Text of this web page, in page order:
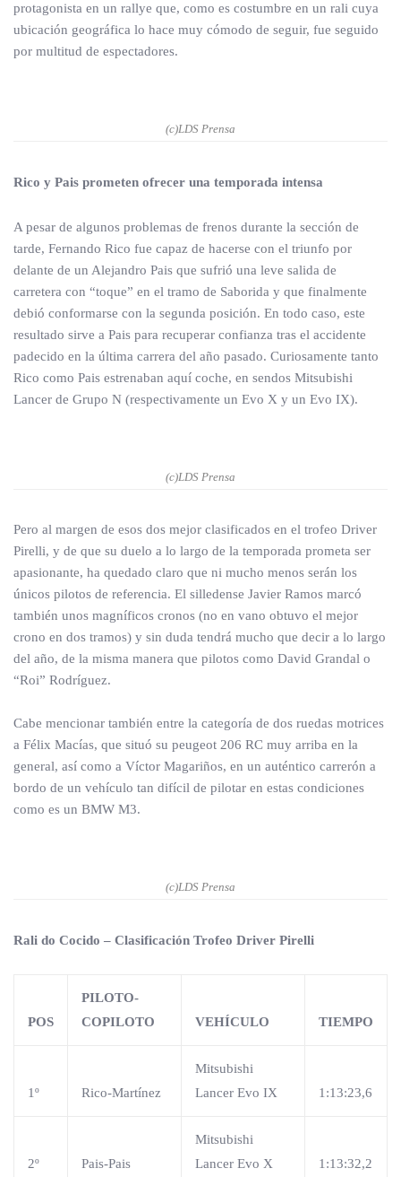
protagonista en un rallye que, como es costumbre en un rali cuya
ubicación geográfica lo hace muy cómodo de seguir, fue seguido
por multitud de espectadores.
(c)LDS Prensa
Rico y Pais prometen ofrecer una temporada intensa
A pesar de algunos problemas de frenos durante la sección de
tarde, Fernando Rico fue capaz de hacerse con el triunfo por
delante de un Alejandro Pais que sufrió una leve salida de
carretera con “toque” en el tramo de Saborida y que finalmente
debió conformarse con la segunda posición. En todo caso, este
resultado sirve a Pais para recuperar confianza tras el accidente
padecido en la última carrera del año pasado. Curiosamente tanto
Rico como Pais estrenaban aquí coche, en sendos Mitsubishi
Lancer de Grupo N (respectivamente un Evo X y un Evo IX).
(c)LDS Prensa
Pero al margen de esos dos mejor clasificados en el trofeo Driver
Pirelli, y de que su duelo a lo largo de la temporada prometa ser
apasionante, ha quedado claro que ni mucho menos serán los
únicos pilotos de referencia. El silledense Javier Ramos marcó
también unos magníficos cronos (no en vano obtuvo el mejor
crono en dos tramos) y sin duda tendrá mucho que decir a lo largo
del año, de la misma manera que pilotos como David Grandal o
“Roi” Rodríguez.
Cabe mencionar también entre la categoría de dos ruedas motrices
a Félix Macías, que situó su peugeot 206 RC muy arriba en la
general, así como a Víctor Magariños, en un auténtico carrerón a
bordo de un vehículo tan difícil de pilotar en estas condiciones
como es un BMW M3.
(c)LDS Prensa
Rali do Cocido – Clasificación Trofeo Driver Pirelli
POS
PILOTO-
COPILOTO
VEHÍCULO TIEMPO
1º Rico-Martínez
Mitsubishi
Lancer Evo IX
1:13:23,6
2º Pais-Pais
Mitsubishi
Lancer Evo X
1:13:32,2